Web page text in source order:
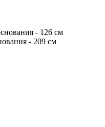
- 126 см
- 209 см